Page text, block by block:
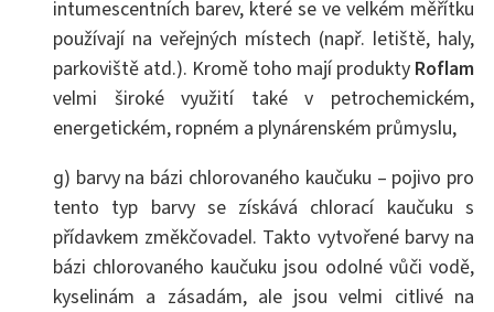
intumescentních barev, které se ve velkém měřítku
používají na veřejných místech (např. letiště, haly,
parkoviště atd.). Kromě toho mají produkty Roflam
velmi široké využití také v petrochemickém,
energetickém, ropném a plynárenském průmyslu,
g) barvy na bázi chlorovaného kaučuku – pojivo pro
tento typ barvy se získává chlorací kaučuku s
přídavkem změkčovadel. Takto vytvořené barvy na
bázi chlorovaného kaučuku jsou odolné vůči vodě,
kyselinám a zásadám, ale jsou velmi citlivé na